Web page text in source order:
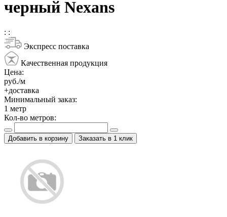
черный Nexans
: :
Экспресс поставка
Качественная продукция
Цена:
руб./м
+доставка
Минимальный заказ:
1 метр
Кол-во метров:
Добавить в корзину Заказать в 1 клик